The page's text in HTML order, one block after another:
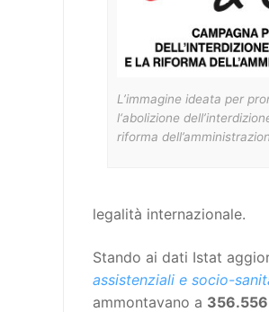
L’immagine ideata per
l‘abolizione
riforma
legalità internazionale.
Stando ai dati Istat
assistenziali e socio-
ammontavano a 356.556